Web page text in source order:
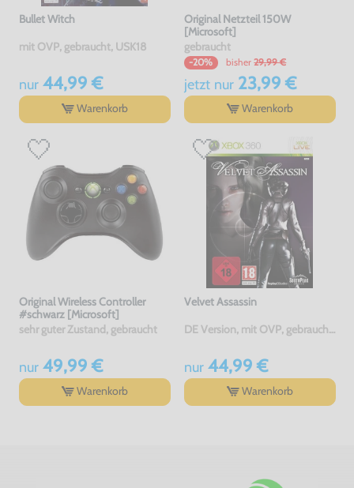
Bullet Witch
mit OVP, gebraucht, USK18
nur44,99 €
Warenkorb
Original Netzteil 150W
[Microsoft]
gebraucht
-20% bisher 29,99 €
jetzt nur23,99 €
Warenkorb
Original Wireless Controller
#schwarz [Microsoft]
sehr guter Zustand, gebraucht
nur49,99 €
Warenkorb
Velvet Assassin
DE Version, mit OVP, gebraucht, USK18
nur44,99 €
Warenkorb